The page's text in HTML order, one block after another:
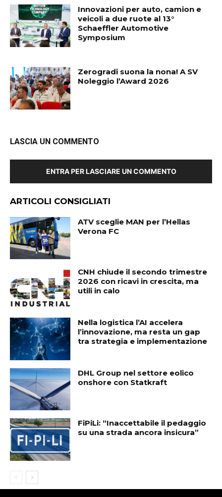
Innovazioni per auto, camion e
veicoli a due ruote al 13°
Schaeffler Automotive
Symposium
Zerogradi suona la nona! A SV
Noleggio l’Award 2026
LASCIA UN COMMENTO
ENTRA PER LASCIARE UN COMMENTO
ARTICOLI CONSIGLIATI
ATV sceglie MAN per l’Hellas
Verona FC
CNH chiude il secondo trimestre
2026 con ricavi in crescita, ma
utili in calo
Nella logistica l’AI accelera
l’innovazione, ma resta un gap
tra strategia e implementazione
DHL Group nel settore eolico
onshore con Statkraft
FiPiLi: “Inaccettabile il pedaggio
su una strada ancora insicura”